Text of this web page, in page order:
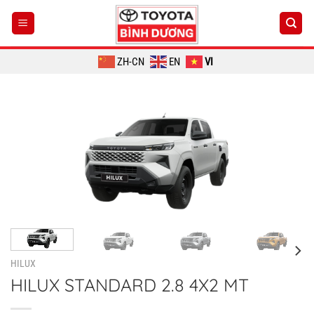
nội
ZH-CN EN VI
HILUX
HILUX STANDARD 2.8 4X2 MT